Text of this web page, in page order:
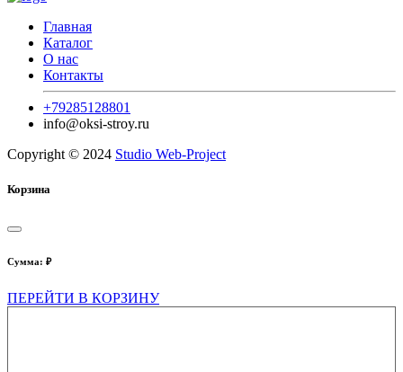
Главная
Каталог
О нас
Контакты
+79285128801
info@oksi-stroy.ru
Copyright © 2024 Studio Web-Project
Корзина
Сумма: ₽
ПЕРЕЙТИ В КОРЗИНУ